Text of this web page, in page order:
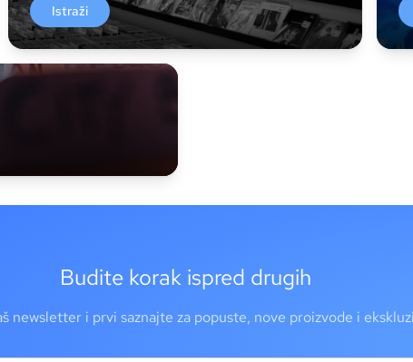
Istraži
Budite korak ispred drugih
newsletter i prvi saznajte za popuste, nove proizvode i